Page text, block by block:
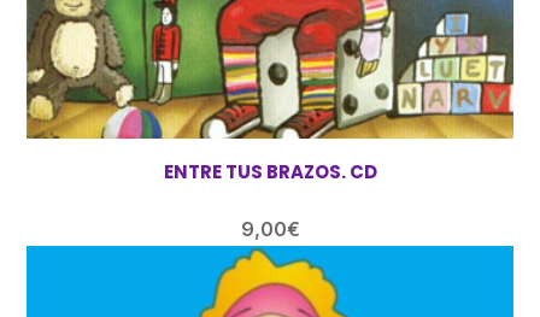
ENTRE TUS BRAZOS. CD
9,00€